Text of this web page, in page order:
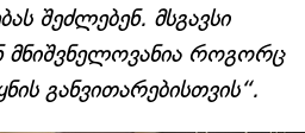
შეძლებენ. მსგავსი
მნიშვნელოვანია როგორც
განვითარებისთვის“.